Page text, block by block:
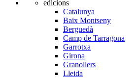
edicions
Catalunya
Baix Montseny
Berguedà
Camp de Tarragona
Garrotxa
Girona
Granollers
Lleida